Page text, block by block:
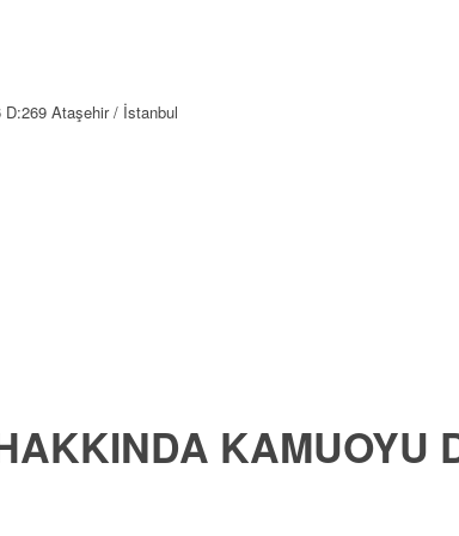
Ataşehir / İstanbul
KAMUOYU